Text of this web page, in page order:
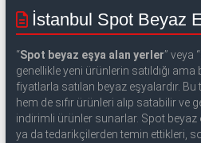
İstanbul Spot Beyaz
“Spot beyaz eşya alan yerler” veya “
genellikle yeni ürünlerin satıldığı
fiyatlarla satılan beyaz eşyalardır.
hem de sıfır ürünleri alıp satabilir ve
indirimli ürünler sunarlar. Spot beyaz
ya da tedarikçilerden temin ettikleri,